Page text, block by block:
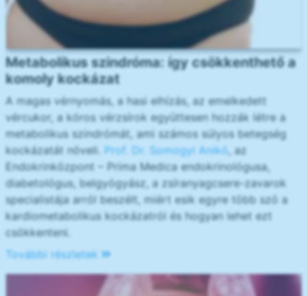
Metabolikus szindróma: így csökkenthető a
komoly kockázat
A magas vérnyomás, a hasi elhízás, az emelkedett
vércukor, a kóros vérzsírok együttesen hozzák létre a
metabolikus szindrómát, ami számos súlyos betegség
kockázatát növeli. Prof. Dr. Somogyi Anikó, az
Endokrinközpont – Prima Medica endokrinológusa,
diabetológus, belgyógyász, a zsíranyagcsere-zavarok
specialistája arról beszélt, miért esik egyre több szó a
kardiometabolikus kockázatról és hogyan lehet ezt
csökkenteni.
További részletek